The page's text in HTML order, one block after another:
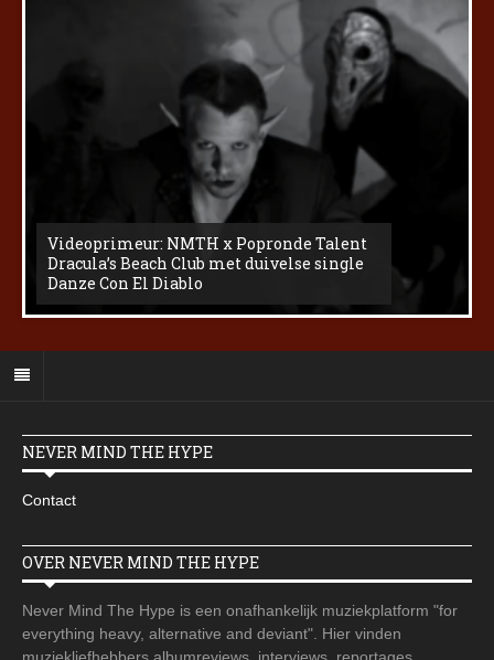
Videoprimeur: NMTH x Popronde Talent
Dracula’s Beach Club met duivelse single
Danze Con El Diablo
NEVER MIND THE HYPE
Contact
OVER NEVER MIND THE HYPE
Never Mind The Hype is een onafhankelijk muziekplatform "for
everything heavy, alternative and deviant". Hier vinden